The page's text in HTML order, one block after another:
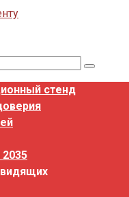
стенд
2035